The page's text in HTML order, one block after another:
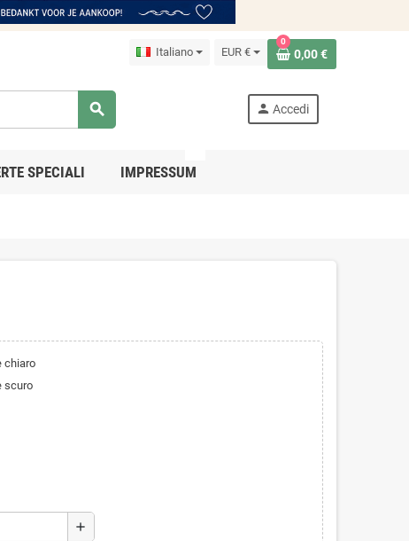
Italiano EUR €
0
0,00 €
search person Accedi
SPECIALI IMPRESSUM
chiaro
scuro
add